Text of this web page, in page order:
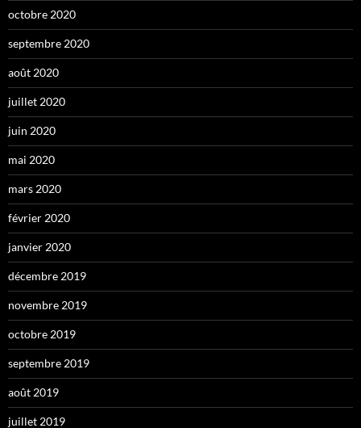
octobre 2020
septembre 2020
août 2020
juillet 2020
juin 2020
mai 2020
mars 2020
février 2020
janvier 2020
décembre 2019
novembre 2019
octobre 2019
septembre 2019
août 2019
juillet 2019